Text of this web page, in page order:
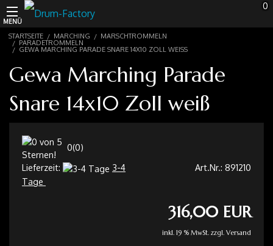
0
MENÜ
Schlagzeugwagen
Schalmeien
Marching
Percussion
STARTSEITE MARCHING MARSCHTROMMELN
PARADETROMMELN
GEWA MARCHING PARADE SNARE 14X10 ZOLL WEISS
Gewa Marching Parade
Snare 14x10 Zoll weiß
0(0)
Lieferzeit:
3-4
Tage
Art.Nr.: 891210
316,00 EUR
inkl. 19 % MwSt. zzgl. Versand